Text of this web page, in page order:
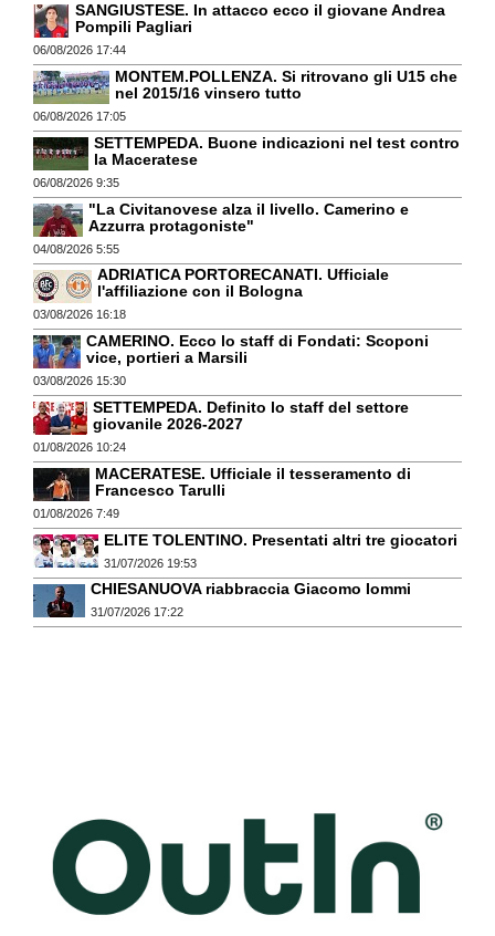
SANGIUSTESE. In attacco ecco il giovane Andrea
Pompili Pagliari
06/08/2026 17:44
MONTEM.POLLENZA. Si ritrovano gli U15 che
nel 2015/16 vinsero tutto
06/08/2026 17:05
SETTEMPEDA. Buone indicazioni nel test contro
la Maceratese
06/08/2026 9:35
"La Civitanovese alza il livello. Camerino e
Azzurra protagoniste"
04/08/2026 5:55
ADRIATICA PORTORECANATI. Ufficiale
l'affiliazione con il Bologna
03/08/2026 16:18
CAMERINO. Ecco lo staff di Fondati: Scoponi
vice, portieri a Marsili
03/08/2026 15:30
SETTEMPEDA. Definito lo staff del settore
giovanile 2026-2027
01/08/2026 10:24
MACERATESE. Ufficiale il tesseramento di
Francesco Tarulli
01/08/2026 7:49
ELITE TOLENTINO. Presentati altri tre giocatori
31/07/2026 19:53
CHIESANUOVA riabbraccia Giacomo Iommi
31/07/2026 17:22